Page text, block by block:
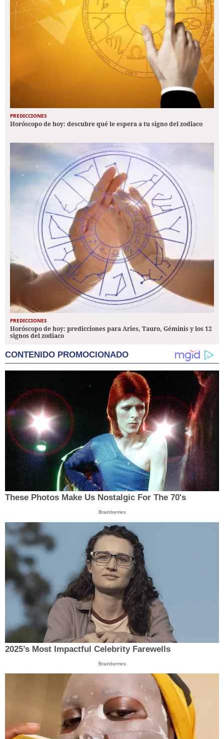
PREDICCIONES
Horóscopo de hoy: descubre qué le espera a tu signo del zodiaco
PREDICCIONES
Horóscopo de hoy: predicciones para Aries, Tauro, Géminis y los 12
signos del zodiaco
CONTENIDO PROMOCIONADO
These Photos Make Us Nostalgic For The 70's
Brainberries
2025’s Most Impactful Celebrity Farewells
Brainberries